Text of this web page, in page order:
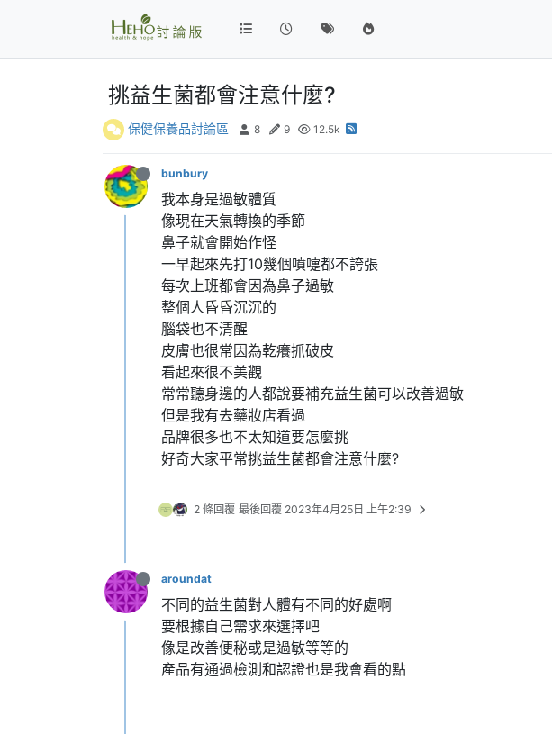
挑益生菌都會注意什麼?
保健保養品討論區 8 9 12.5k
bunbury
我本身是過敏體質
像現在天氣轉換的季節
鼻子就會開始作怪
一早起來先打10幾個噴嚏都不誇張
每次上班都會因為鼻子過敏
整個人昏昏沉沉的
腦袋也不清醒
皮膚也很常因為乾癢抓破皮
看起來很不美觀
常常聽身邊的人都說要補充益生菌可以改善過敏
但是我有去藥妝店看過
品牌很多也不太知道要怎麼挑
好奇大家平常挑益生菌都會注意什麼?
2 條回覆 最後回覆 2023年4月25日 上午2:39
aroundat
不同的益生菌對人體有不同的好處啊
要根據自己需求來選擇吧
像是改善便秘或是過敏等等的
產品有通過檢測和認證也是我會看的點